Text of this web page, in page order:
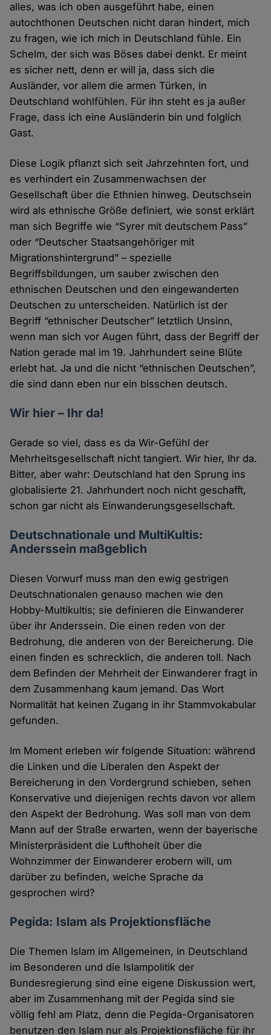
alles, was ich oben ausgeführt habe, einen
autochthonen Deutschen nicht daran hindert, mich
zu fragen, wie ich mich in Deutschland fühle. Ein
Schelm, der sich was Böses dabei denkt. Er meint
es sicher nett, denn er will ja, dass sich die
Ausländer, vor allem die armen Türken, in
Deutschland wohlfühlen. Für ihn steht es ja außer
Frage, dass ich eine Ausländerin bin und folglich
Gast.
Diese Logik pflanzt sich seit Jahrzehnten fort, und
es verhindert ein Zusammenwachsen der
Gesellschaft über die Ethnien hinweg. Deutschsein
wird als ethnische Größe definiert, wie sonst erklärt
man sich Begriffe wie “Syrer mit deutschem Pass”
oder “Deutscher Staatsangehöriger mit
Migrationshintergrund” – spezielle
Begriffsbildungen, um sauber zwischen den
ethnischen Deutschen und den eingewanderten
Deutschen zu unterscheiden. Natürlich ist der
Begriff “ethnischer Deutscher” letztlich Unsinn,
wenn man sich vor Augen führt, dass der Begriff der
Nation gerade mal im 19. Jahrhundert seine Blüte
erlebt hat. Ja und die nicht “ethnischen Deutschen”,
die sind dann eben nur ein bisschen deutsch.
Wir hier – Ihr da!
Gerade so viel, dass es da Wir-Gefühl der
Mehrheitsgesellschaft nicht tangiert. Wir hier, Ihr da.
Bitter, aber wahr: Deutschland hat den Sprung ins
globalisierte 21. Jahrhundert noch nicht geschafft,
schon gar nicht als Einwanderungsgesellschaft.
Deutschnationale und MultiKultis:
Anderssein maßgeblich
Diesen Vorwurf muss man den ewig gestrigen
Deutschnationalen genauso machen wie den
Hobby-Multikultis; sie definieren die Einwanderer
über ihr Anderssein. Die einen reden von der
Bedrohung, die anderen von der Bereicherung. Die
einen finden es schrecklich, die anderen toll. Nach
dem Befinden der Mehrheit der Einwanderer fragt in
dem Zusammenhang kaum jemand. Das Wort
Normalität hat keinen Zugang in ihr Stammvokabular
gefunden.
Im Moment erleben wir folgende Situation: während
die Linken und die Liberalen den Aspekt der
Bereicherung in den Vordergrund schieben, sehen
Konservative und diejenigen rechts davon vor allem
den Aspekt der Bedrohung. Was soll man von dem
Mann auf der Straße erwarten, wenn der bayerische
Ministerpräsident die Lufthoheit über die
Wohnzimmer der Einwanderer erobern will, um
darüber zu befinden, welche Sprache da
gesprochen wird?
Pegida: Islam als Projektionsfläche
Die Themen Islam im Allgemeinen, in Deutschland
im Besonderen und die Islampolitik der
Bundesregierung sind eine eigene Diskussion wert,
aber im Zusammenhang mit der Pegida sind sie
völlig fehl am Platz, denn die Pegida-Organisatoren
benutzen den Islam nur als Projektionsfläche für ihr